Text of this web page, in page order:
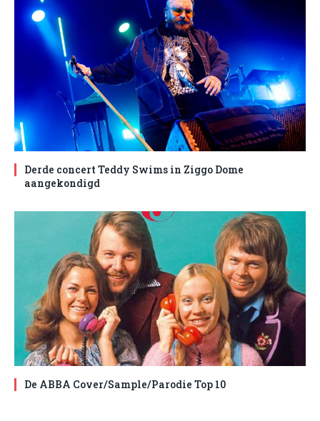
Derde concert Teddy Swims in Ziggo Dome
aangekondigd
De ABBA Cover/Sample/Parodie Top 10